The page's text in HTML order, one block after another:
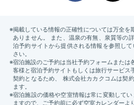
11:00
ゆっくりお仕度でき
11時チェックアウト